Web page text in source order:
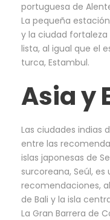
portuguesa de
La pequeña
y la ciudad
lista, al igual que el
turca, Estambul.
Asia y
Las ciudades indias
entre las
islas japonesas de
surcoreana, Seúl,
recomendaciones,
de Bali y la isla
La Gran Barrera de